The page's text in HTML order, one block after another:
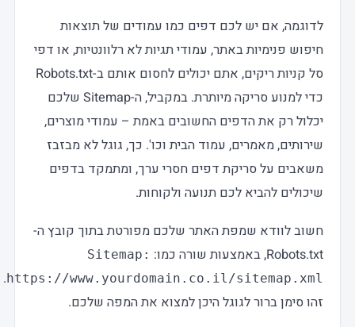
לדוגמה, אם יש לכם דפים כמו עמודים של תוצאות
חיפוש פנימיות באתר, עמודי תגיות לא רלוונטיות, או דפי
סל קניות ריקים, אתם יכולים לחסום אותם ב-Robots.txt
כדי למנוע סריקה מיותרת. במקביל, ה-Sitemap שלכם
יכלול רק את הדפים החשובים באמת – עמודי מוצרים,
שירותים, מאמרים, עמוד הבית וכו'. כך, גוגל לא מבזבז
משאבים על סריקת דפים חסרי ערך, ומתמקד בדפים
שיכולים להביא לכם תנועה ולקוחות.
חשוב לוודא שמפת האתר שלכם מפורטת בתוך קובץ ה-
Robots.txt, באמצעות שורה כמו:
Sitemap:
https://www.yourdomain.co.il/sitemap.xml
.
זהו סימן ברור לגוגל היכן למצוא את המפה שלכם.